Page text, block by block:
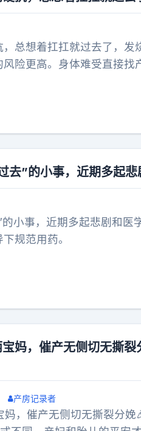
总想着扛扛就过去了，发
险更高。身体难受直接找
去”的小事，近期多起
的小事，近期多起悲剧和
规范用药。
妈，催产无侧切无撕
产房记录者
，催产无侧切无撕裂分娩